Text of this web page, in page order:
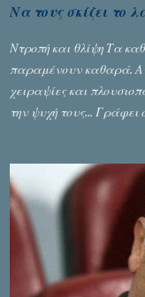
Να τους σκίζει το
Ντροπή και θλίψη Τα
παραμένουν καθαρά.
χειραψίες και
την ψυχή τους...